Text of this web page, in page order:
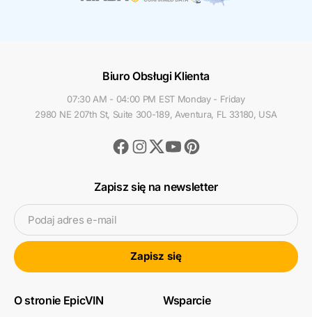
Biuro Obsługi Klienta
07:30 AM - 04:00 PM EST Monday - Friday
2980 NE 207th St, Suite 300-189, Aventura, FL 33180, USA
Facebook
Instagram
TwitterYoutubePinterest
Zapisz się na newsletter
Podaj adres e-mail
Zapisz się
O stronie EpicVIN Wsparcie